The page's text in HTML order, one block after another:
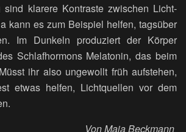
klarere Kontraste zwischen Licht-
kann es zum Beispiel helfen, tagsüber
Im Dunkeln produziert der Körper
Schlafhormons Melatonin, das beim
ihr also ungewollt früh aufstehen,
etwas helfen, Lichtquellen vor dem
Von Maja Beckmann